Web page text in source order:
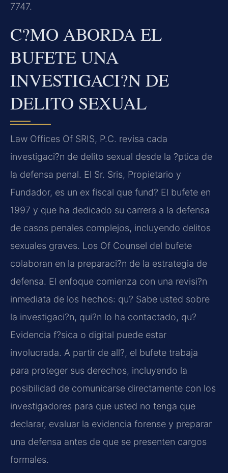
7747.
C?MO ABORDA EL
BUFETE UNA
INVESTIGACI?N DE
DELITO SEXUAL
Law Offices Of SRIS, P.C. revisa cada
investigaci?n de delito sexual desde la ?ptica de
la defensa penal. El Sr. Sris, Propietario y
Fundador, es un ex fiscal que fund? El bufete en
1997 y que ha dedicado su carrera a la defensa
de casos penales complejos, incluyendo delitos
sexuales graves. Los Of Counsel del bufete
colaboran en la preparaci?n de la estrategia de
defensa. El enfoque comienza con una revisi?n
inmediata de los hechos: qu? Sabe usted sobre
la investigaci?n, qui?n lo ha contactado, qu?
Evidencia f?sica o digital puede estar
involucrada. A partir de all?, el bufete trabaja
para proteger sus derechos, incluyendo la
posibilidad de comunicarse directamente con los
investigadores para que usted no tenga que
declarar, evaluar la evidencia forense y preparar
una defensa antes de que se presenten cargos
formales.